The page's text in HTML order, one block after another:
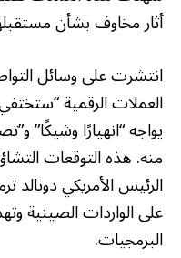
أثار مخاوف بشأن
انتشرت على وسائل
العملات الرقمية
يواجه “انهيارًا وشيكًا”
منه. هذه التوقعات
الرئيس الأمريكي
على الواردات الصينية
البرمجيات.